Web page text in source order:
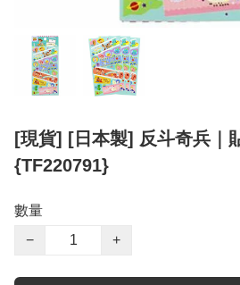
[現貨] [日本製] 反斗奇兵｜
{TF220791}
數量
−
+